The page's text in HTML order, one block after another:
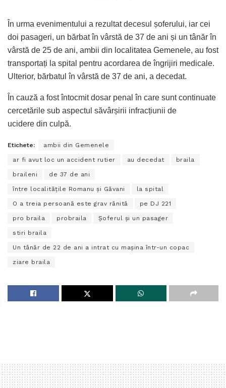
În urma evenimentului a rezultat decesul șoferului, iar cei
doi pasageri, un bărbat în vârstă de 37 de ani și un tânăr în
vârstă de 25 de ani, ambii din localitatea Gemenele, au fost
transportați la spital pentru acordarea de îngrijiri medicale.
Ulterior, bărbatul în vârstă de 37 de ani, a decedat.
În cauză a fost întocmit dosar penal în care sunt continuate
cercetările sub aspectul săvârșirii infracțiunii de
ucidere din culpă.
Etichete: ambii din Gemenele
ar fi avut loc un accident rutier au decedat braila
braileni de 37 de ani
între localitățile Romanu și Găvani la spital
O a treia persoană este grav rănită pe DJ 221
pro braila probraila Șoferul și un pasager
stiri braila
Un tânăr de 22 de ani a intrat cu mașina într-un copac
ziare braila